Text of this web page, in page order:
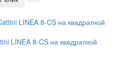
LINEA 8-CS на квадратной